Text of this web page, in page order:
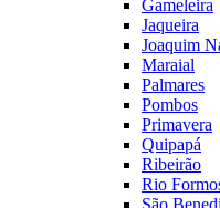
Gameleira
Jaqueira
Joaquim
Maraial
Palmares
Pombos
Primavera
Quipapá
Ribeirão
Rio
São